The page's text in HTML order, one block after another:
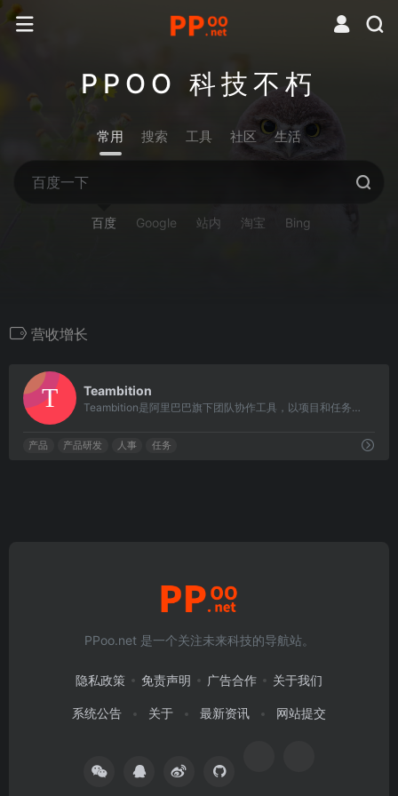
PPOO 科技不朽
常用 搜索 工具 社区 生活
百度 Google 站内 淘宝 Bing
营收增长
Teambition
Teambition是阿里巴巴旗下团队协作工具，以项目和任务的可视化管理来支撑企业团队协作，适合产品、研发、设计、市场、运营、销售、HR 等各类团队，让企业协同化繁为简，轻松愉悦。
产品 产品研发 人事 任务
PPoo.net 是一个关注未来科技的导航站。
隐私政策 免责声明 广告合作 关于我们
系统公告 关于 最新资讯 网站提交